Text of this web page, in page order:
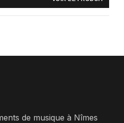
de musique à Nîmes